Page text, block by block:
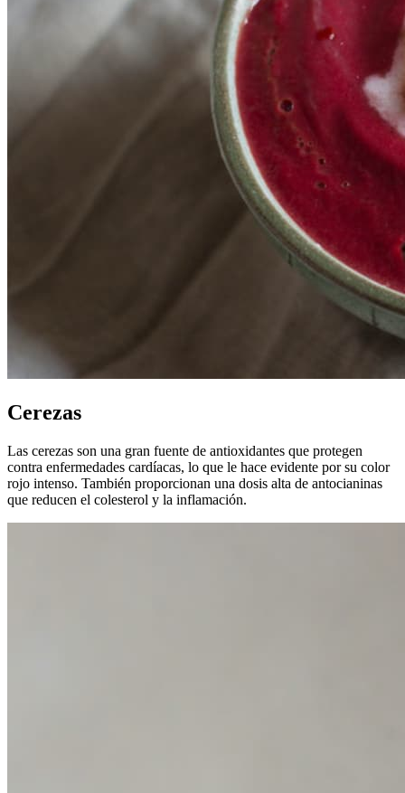
Cerezas
Las cerezas son una gran fuente de antioxidantes que protegen
contra enfermedades cardíacas, lo que le hace evidente por su color
rojo intenso. También proporcionan una dosis alta de antocianinas
que reducen el colesterol y la inflamación.